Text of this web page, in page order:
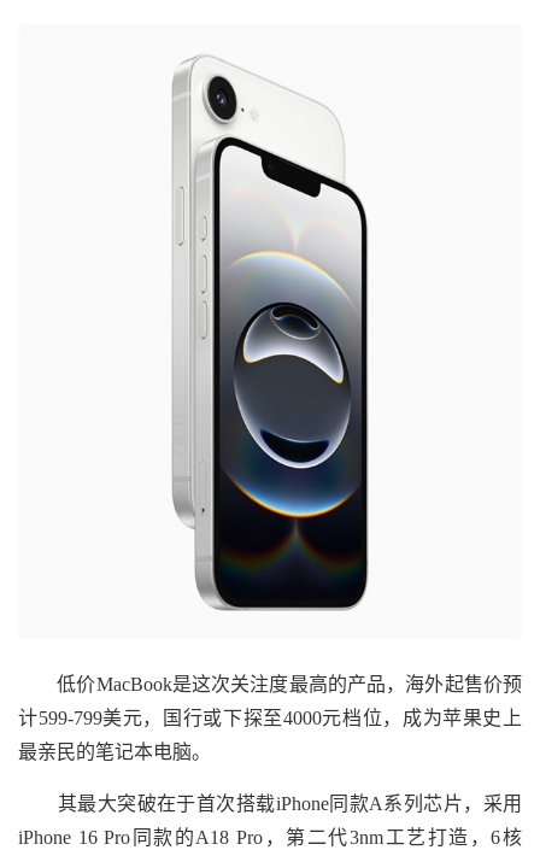
低价MacBook是这次关注度最高的产品，海外起售价预
计599-799美元，国行或下探至4000元档位，成为苹果史上
最亲民的笔记本电脑。
其最大突破在于首次搭载iPhone同款A系列芯片，采用
iPhone 16 Pro同款的A18 Pro，第二代3nm工艺打造，6核